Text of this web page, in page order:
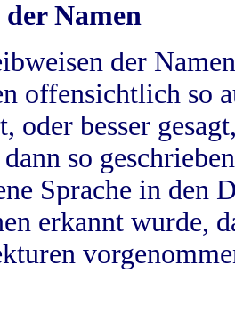
der Namen
der
offensichtlich so
oder besser
dann so
Sprache in
erkannt wurde,